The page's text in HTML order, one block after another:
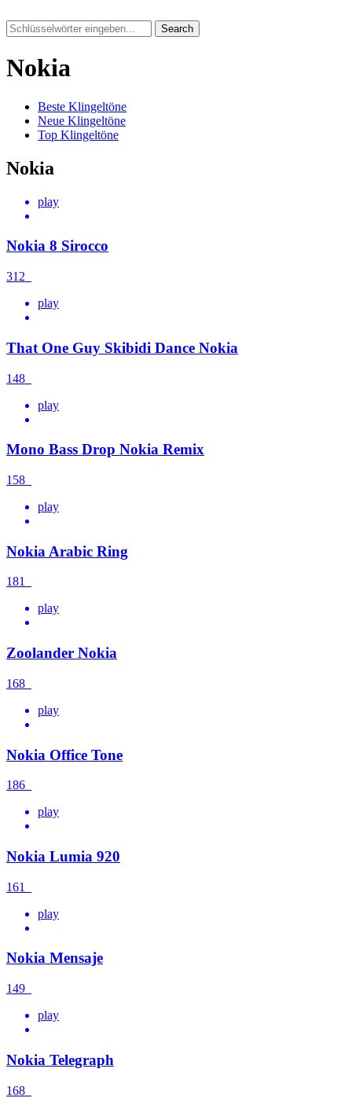
Search
Nokia
Beste Klingeltöne
Neue Klingeltöne
Top Klingeltöne
Nokia
play
Nokia 8 Sirocco
312
play
That One Guy Skibidi Dance Nokia
148
play
Mono Bass Drop Nokia Remix
158
play
Nokia Arabic Ring
181
play
Zoolander Nokia
168
play
Nokia Office Tone
186
play
Nokia Lumia 920
161
play
Nokia Mensaje
149
play
Nokia Telegraph
168